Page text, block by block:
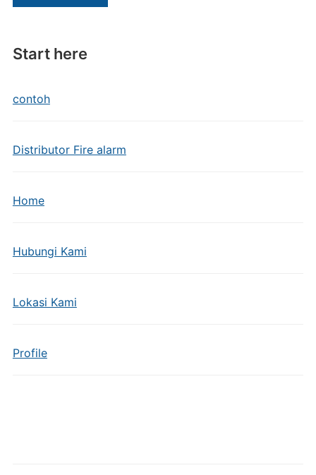
Start here
contoh
Distributor Fire alarm
Home
Hubungi Kami
Lokasi Kami
Profile